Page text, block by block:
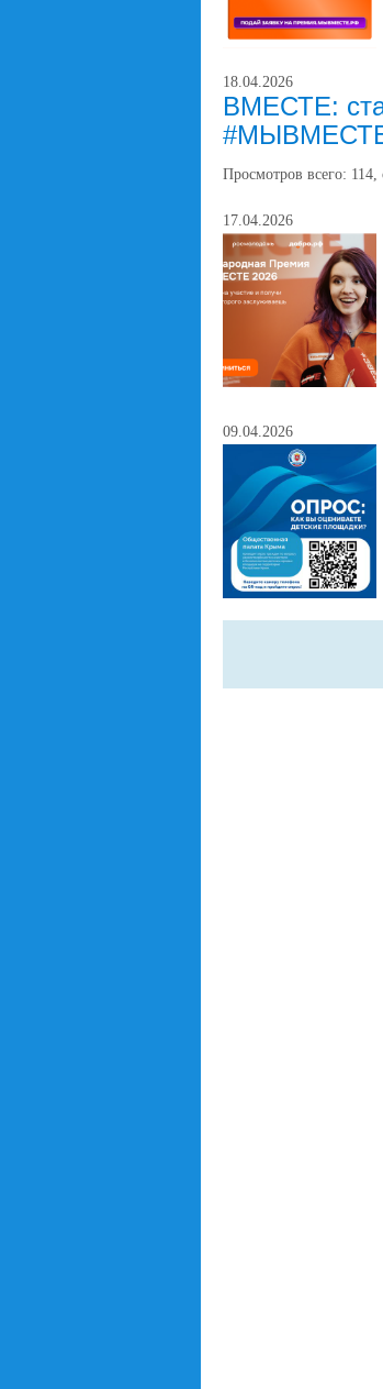
18.04.2026
ВМЕСТЕ:
Просмотров всего: 114,
17.04.2026
09.04.2026